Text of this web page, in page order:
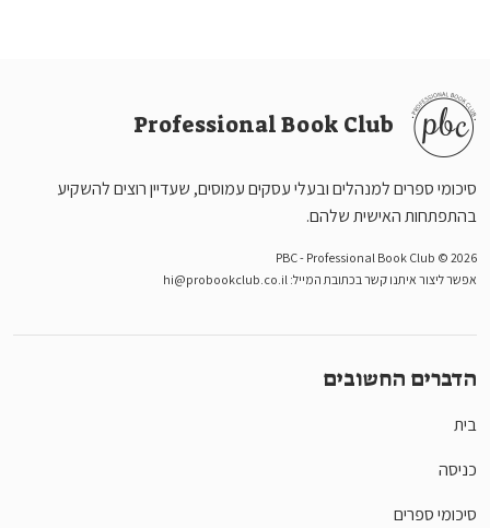
Professional Book Club
סיכומי ספרים למנהלים ובעלי עסקים עמוסים, שעדיין רוצים להשקיע
בהתפתחות האישית שלהם.
PBC - Professional Book Club © 2026
אפשר ליצור איתנו קשר בכתובת המייל: hi@probookclub.co.il
הדברים החשובים
בית
כניסה
סיכומי ספרים